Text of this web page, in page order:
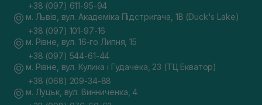
+38 (097) 611-95-94
м. Львів, вул. Академіка Підстригача, 1В (Duck's Lake)
+38 (097) 101-97-16
м. Рівне, вул. 16-го Липня, 15
+38 (097) 544-61-44
м. Рівне, вул. Кулика і Гудачека, 23 (ТЦ Екватор)
+38 (068) 209-34-88
м. Луцьк, вул. Винниченка, 4